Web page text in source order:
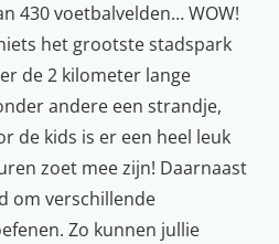
430 voetbalvelden… WOW!
het grootste stadspark
de 2 kilometer lange
andere een strandje,
de kids is er een heel leuk
zoet mee zijn! Daarnaast
om verschillende
Zo kunnen jullie